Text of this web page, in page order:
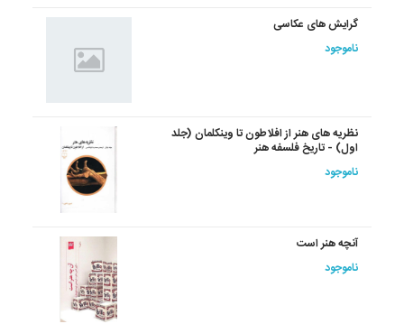
گرایش های عکاسی
ناموجود
نظریه های هنر از افلاطون تا وینکلمان (جلد
اول) - تاریخ فلسفه هنر
ناموجود
آنچه هنر است
ناموجود